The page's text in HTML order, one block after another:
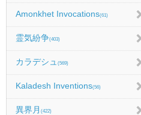
Amonkhet Invocations(61)
霊気紛争(403)
カラデシュ (569)
Kaladesh Inventions(56)
異界月 (422)